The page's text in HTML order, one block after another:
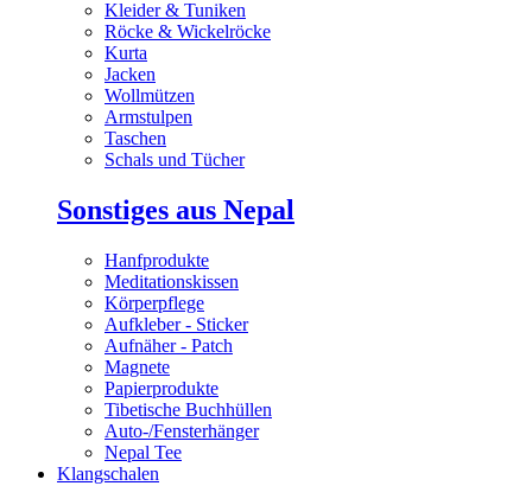
Kleider & Tuniken
Röcke & Wickelröcke
Kurta
Jacken
Wollmützen
Armstulpen
Taschen
Schals und Tücher
Sonstiges aus Nepal
Hanfprodukte
Meditationskissen
Körperpflege
Aufkleber - Sticker
Aufnäher - Patch
Magnete
Papierprodukte
Tibetische Buchhüllen
Auto-/Fensterhänger
Nepal Tee
Klangschalen